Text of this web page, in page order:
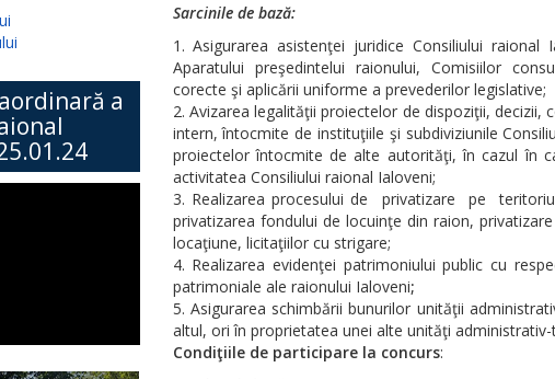
a
Sarcinile de bază:
Asigurarea asistenţei juridice Consiliului raional
Aparatului preşedintelui raionului, Comisiilor
corecte şi aplicării uniforme a prevederilor legislative;
Avizarea legalităţii proiectelor de dispoziţii, decizii,
intern, întocmite de instituţiile şi subdiviziunile
proiectelor întocmite de alte autorităţi, în cazul în
activitatea Consiliului raional Ialoveni;
Realizarea procesului de privatizare pe
privatizarea fondului de locuinţe din raion,
locaţiune, licitaţiilor cu strigare;
Realizarea evidenţei patrimoniului public cu
patrimoniale ale raionului Ialoveni;
Asigurarea schimbării bunurilor unităţii
altul, ori în proprietatea unei alte unităţi
Condiţiile de participare la concurs: